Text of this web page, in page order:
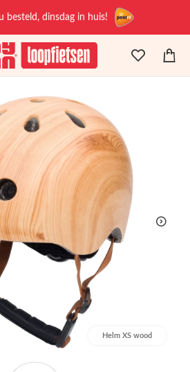
besteld, dinsdag in huis!
Helm XS wood